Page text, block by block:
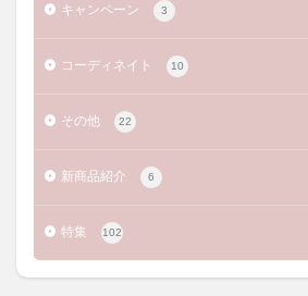
キャンペーン 3
コーディネイト 10
その他 22
新商品紹介 6
特集 102